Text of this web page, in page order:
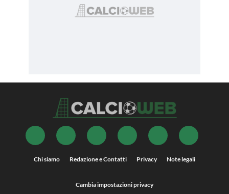
Chi siamo Redazione e Contatti Privacy Note legali
Cambia impostazioni privacy